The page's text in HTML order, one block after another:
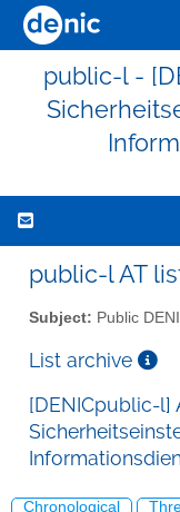
public-l -
public-l AT
Subject: Public
List archive
[DENICpublic-l]
Chronological